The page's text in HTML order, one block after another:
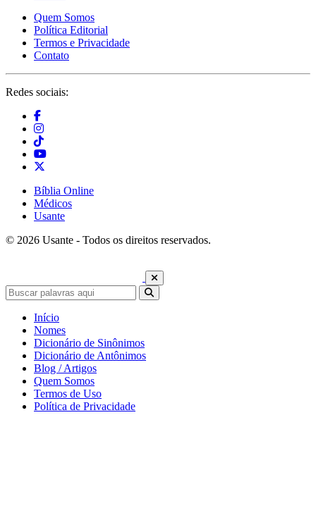
Quem Somos
Política Editorial
Termos e Privacidade
Contato
Redes sociais:
Bíblia Online
Médicos
Usante
© 2026 Usante - Todos os direitos reservados.
Início
Nomes
Dicionário de Sinônimos
Dicionário de Antônimos
Blog / Artigos
Quem Somos
Termos de Uso
Política de Privacidade